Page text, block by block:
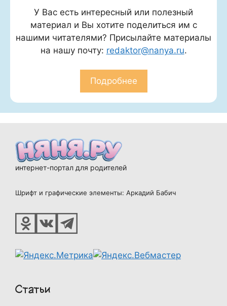
У Вас есть интересный или полезный
материал и Вы хотите поделиться им с
нашими читателями? Присылайте материалы
на нашу почту: redaktor@nanya.ru.
Подробнее
интернет-портал для родителей
Шрифт и графические элементы: Аркадий Бабич
Статьи